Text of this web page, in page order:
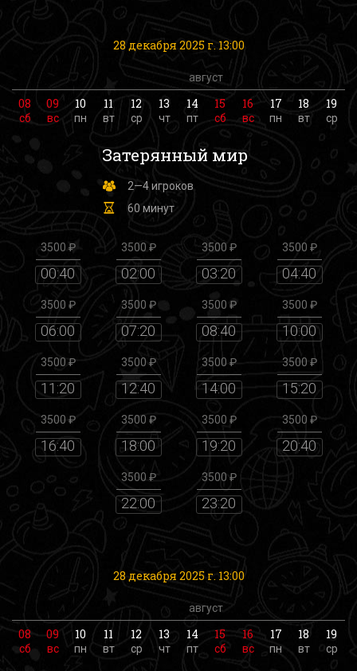
28 декабря 2025 г. 13:00
август
08
сб
09
вс
10
пн
11
вт
12
ср
13
чт
14
пт
15
сб
16
вс
17
пн
18
вт
19
ср
Затерянный мир
2—4 игроков
60 минут
3500 ₽
00:40
3500 ₽
02:00
3500 ₽
03:20
3500 ₽
04:40
3500 ₽
06:00
3500 ₽
07:20
3500 ₽
08:40
3500 ₽
10:00
3500 ₽
11:20
3500 ₽
12:40
3500 ₽
14:00
3500 ₽
15:20
3500 ₽
16:40
3500 ₽
18:00
3500 ₽
19:20
3500 ₽
20:40
3500 ₽
22:00
3500 ₽
23:20
28 декабря 2025 г. 13:00
август
08
сб
09
вс
10
пн
11
вт
12
ср
13
чт
14
пт
15
сб
16
вс
17
пн
18
вт
19
ср